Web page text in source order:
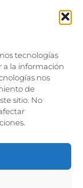
tecnologías
a la información
nos
de
sitio. No